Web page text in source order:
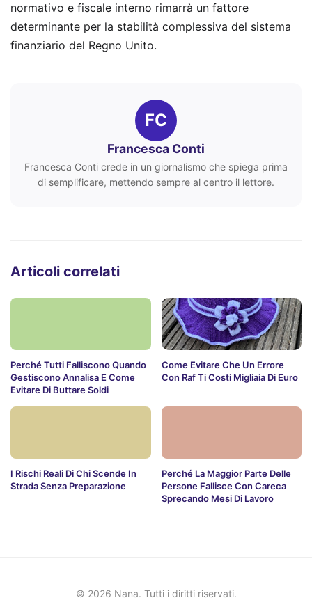
normativo e fiscale interno rimarrà un fattore
determinante per la stabilità complessiva del sistema
finanziario del Regno Unito.
FC
Francesca Conti
Francesca Conti crede in un giornalismo che spiega prima
di semplificare, mettendo sempre al centro il lettore.
Articoli correlati
Perché Tutti Falliscono Quando
Gestiscono Annalisa E Come
Evitare Di Buttare Soldi
Come Evitare Che Un Errore
Con Raf Ti Costi Migliaia Di Euro
I Rischi Reali Di Chi Scende In
Strada Senza Preparazione
Perché La Maggior Parte Delle
Persone Fallisce Con Careca
Sprecando Mesi Di Lavoro
© 2026 Nana. Tutti i diritti riservati.